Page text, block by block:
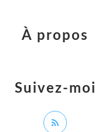
Suivez-moi
À propos